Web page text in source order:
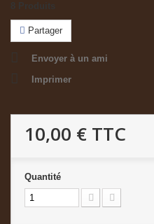
Partager
Envoyer à un ami
Imprimer
10,00 € TTC
Quantité